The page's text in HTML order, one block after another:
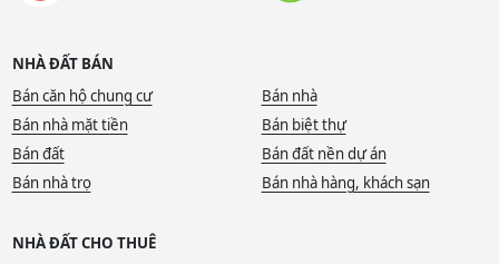
NHÀ ĐẤT BÁN
Bán căn hộ chung cư
Bán nhà
Bán nhà mặt tiền
Bán biệt thự
Bán đất
Bán đất nền dự án
Bán nhà trọ
Bán nhà hàng, khách sạn
NHÀ ĐẤT CHO THUÊ